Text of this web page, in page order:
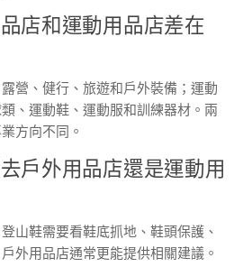
店和運動用品店差在
營、健行、旅遊和戶外裝備；運動
、運動鞋、運動服和訓練器材。兩
方向不同。
戶外用品店還是運動用
山鞋需要看鞋底抓地、鞋頭保護、
外用品店通常更能提供相關建議。